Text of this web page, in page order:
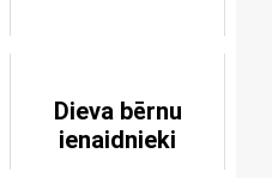
Dieva bērnu
ienaidnieki